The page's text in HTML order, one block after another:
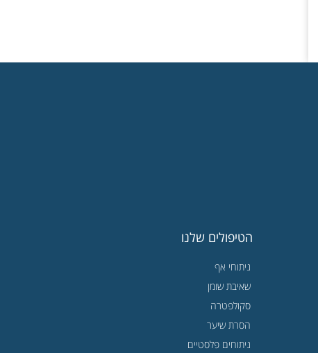
הטיפולים שלנו
ניתוחי אף
שאיבת שומן
סקולפטרה
הסרת שיער
ניתוחים פלסטיים